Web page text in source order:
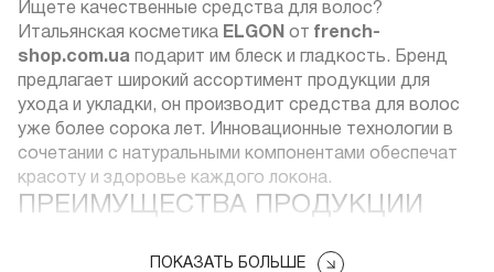
Ищете качественные средства для волос?
Итальянская косметика ELGON от french-
shop.com.ua подарит им блеск и гладкость. Бренд
предлагает широкий ассортимент продукции для
ухода и укладки, он производит средства для волос
уже более сорока лет. Инновационные технологии в
сочетании с натуральными компонентами обеспечат
красоту и здоровье каждого локона.
ПРЕИМУЩЕСТВА ПРОДУКЦИИ
Европейское качество:продукция бренда
ПОКАЗАТЬ БОЛЬШЕ